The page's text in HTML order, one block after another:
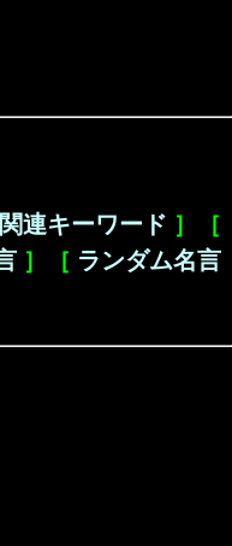
関連キーワード ］［
］［ ランダム名言